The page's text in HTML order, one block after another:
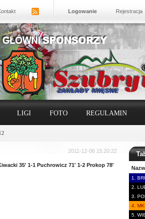
Logowanie Rejestracja
LIGI FOTO REGULAMIN
1.
2.
3.
4.
5.
2011-12-06 15:20:22
35' 1-1 Puchrowicz 71' 1-2 Prokop 78'